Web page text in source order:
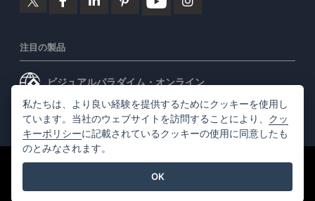
注目の製品
ビジュアルパラダイム・オンライン
ビジュアルパラダイムデスクトップ
©2026 by Visual Paradigm. 全ての権利を有する
私たちは、より良い経験を提供するためにクッキーを使用し
ています。当社のウェブサイトを訪問することにより、 クッ
キーポリシーに記載されているクッキーの使用に同意したも
のとみなされます。
OK